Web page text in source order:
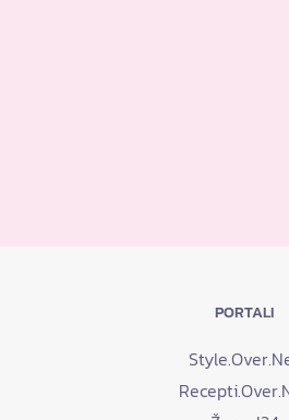
PORTALI